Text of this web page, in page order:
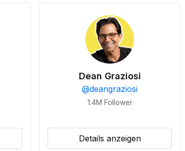
Dean Graziosi
@deangraziosi
1.4M Follower
Details anzeigen